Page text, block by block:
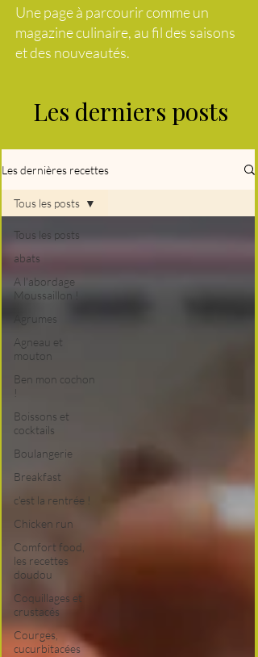
Une page à parcourir comme un
magazine culinaire, au fil des saisons
et des nouveautés.
Les derniers posts
Les dernières recettes
Tous les posts
abats
A l'abordage
Moussaillon !
Agrumes
Agneau et
mouton
Ben mon cochon
!
Boissons et
cocktails
Boulangerie
Breakfast
c'est la rentrée !
Chicken run
Comfort food,
les recettes
doudou
Coquillages et
crustacés
Courges,
cucurbitacées
Tous les posts